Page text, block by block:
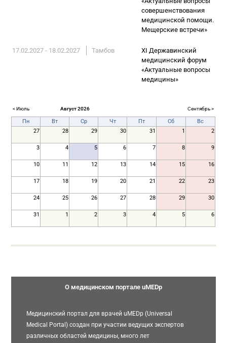
совершенствования
медицинской помощи.
Мещерские встречи»
17.02.2027 - 18.02.2027 Тамбов
XI Державинский
медицинский форум
«Актуальные вопросы
медицины»
< Июль Август 2026 Сентябрь >
Пн Вт Ср Чт Пт Сб
Вс
27
28 29 30 31 1 2
3 4 5 6 7 8 9
10 11 12 13 14 15 16
17 18 19 20 21 22 23
24 25 26 27 28 29 30
31 1 2 3 4 5 6
О медицинском портале uMEDp
Медицинский портал для врачей uMEDp (Universal
Medical Portal) создан при участии ведущих экспертов
различных областей медицины, много лет